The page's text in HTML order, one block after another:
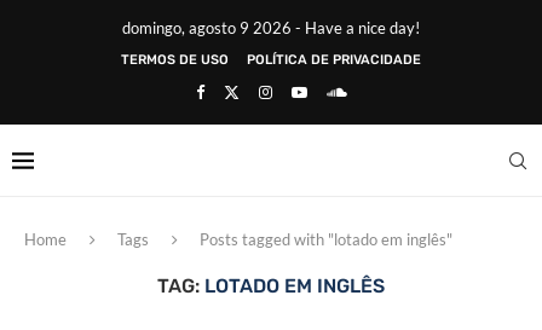
domingo, agosto 9 2026 - Have a nice day!
TERMOS DE USO POLÍTICA DE PRIVACIDADE
Home Tags Posts tagged with "lotado em inglês"
TAG: LOTADO EM INGLÊS